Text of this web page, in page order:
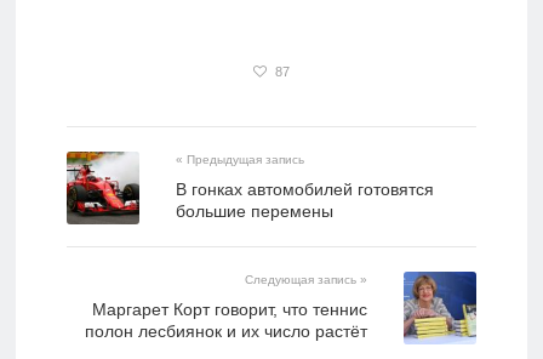
87
« Предыдущая запись
В гонках автомобилей готовятся
большие перемены
Следующая запись »
Маргарет Корт говорит, что теннис
полон лесбиянок и их число растёт